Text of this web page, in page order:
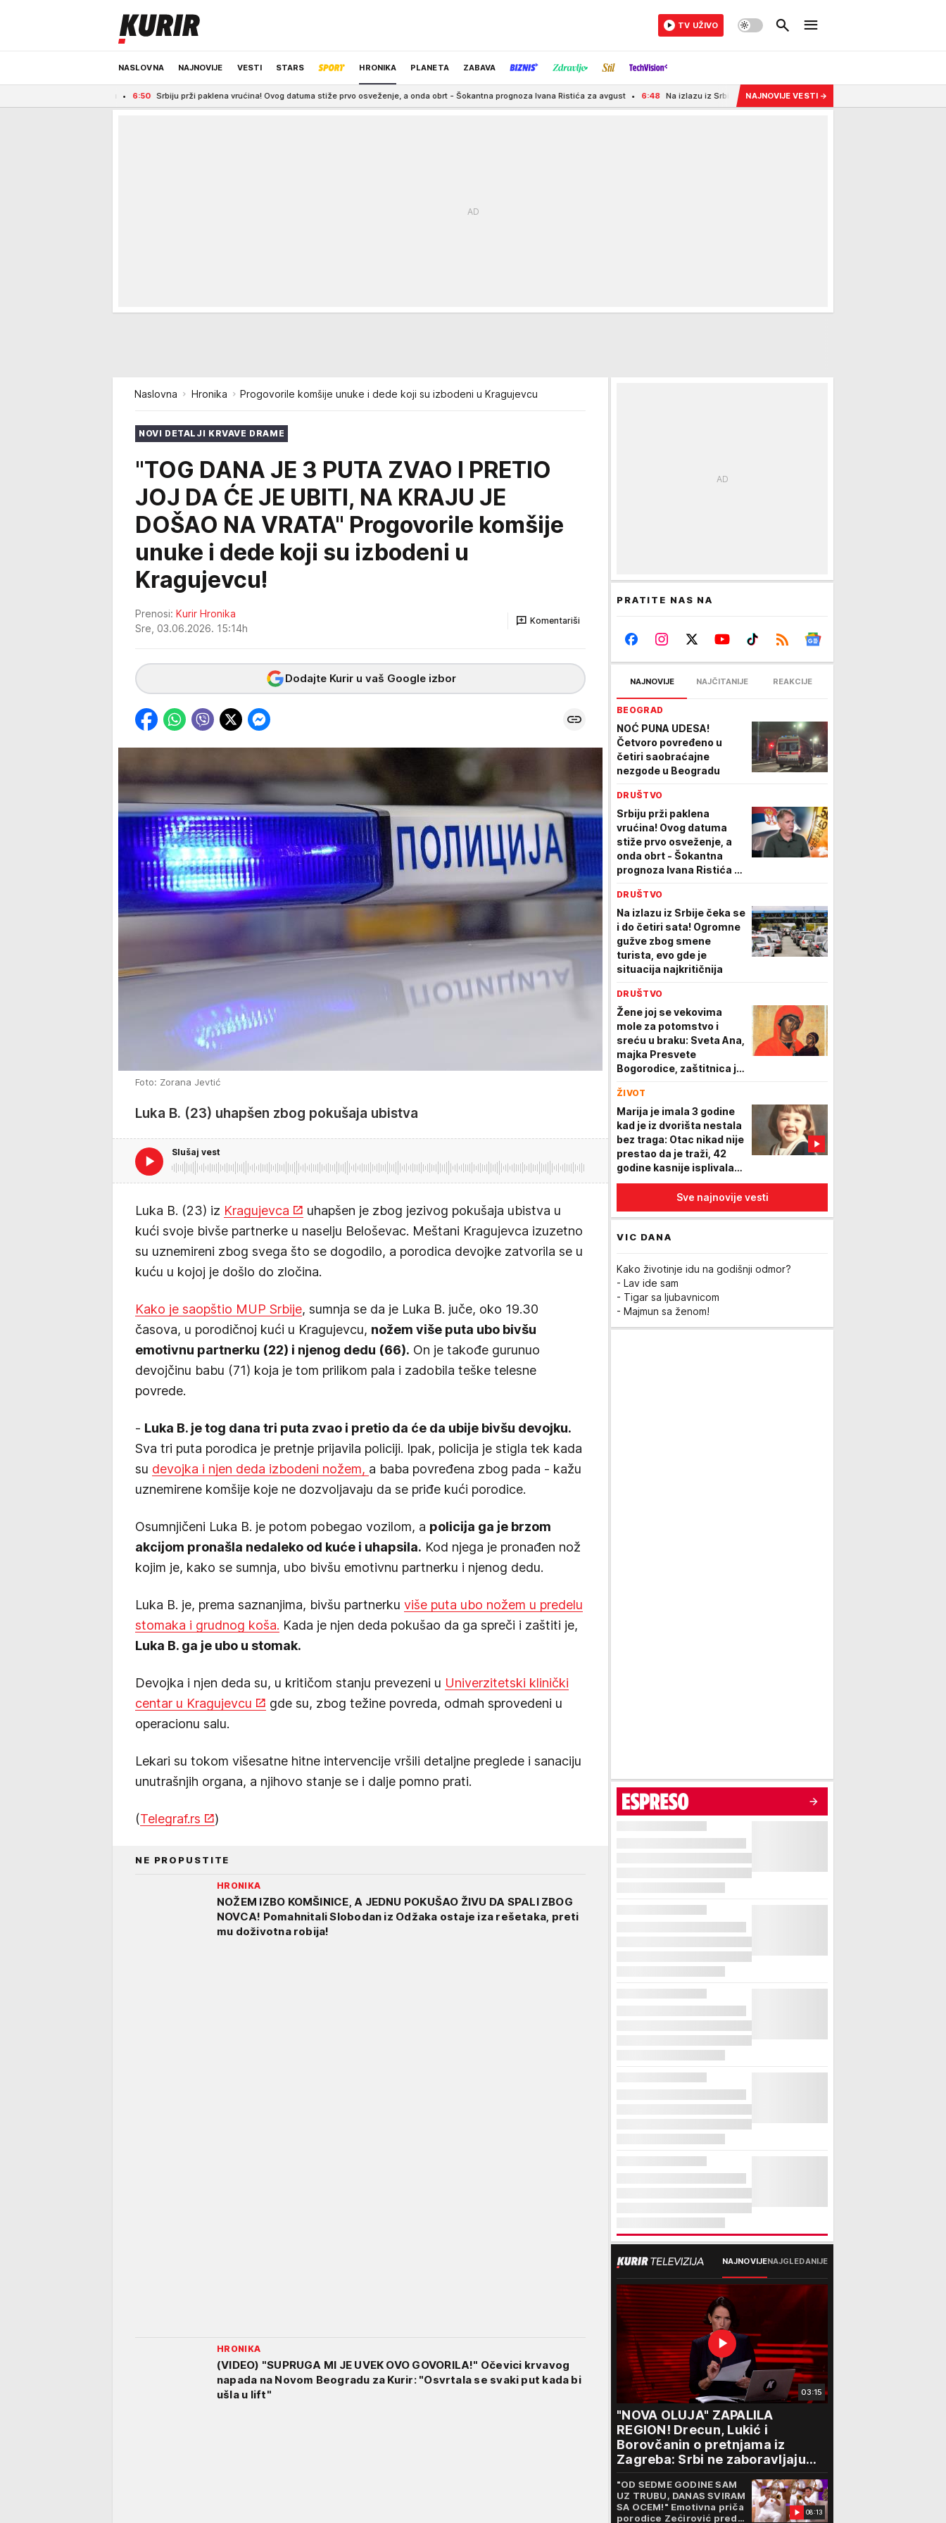
NASLOVNA NAJNOVIJE VESTI STARS HRONIKA PLANETA ZABAVA
ODRŽIVA BUDUĆNOST REGION NEWS IZBOR UREDNIKA
TV UŽIVO
Srbiju prži paklena vrućina! Ovog datuma stiže prvo osveženje, a onda obrt - Šokantna prognoza Ivana Ristića za avgust 6:48 Na izlazu iz Srbije čeka se i do četiri sata! Ogromne gužve zbog smene turista, evo gde
NAJNOVIJE VESTI →
Naslovna Hronika Progovorile komšije unuke i dede koji su izbodeni u Kragujevcu
NOVI DETALJI KRVAVE DRAME
"TOG DANA JE 3 PUTA ZVAO I PRETIO
JOJ DA ĆE JE UBITI, NA KRAJU JE
DOŠAO NA VRATA" Progovorile komšije
unuke i dede koji su izbodeni u
Kragujevcu!
Prenosi: Kurir Hronika
Sre, 03.06.2026. 15:14h
Komentariši
Dodajte Kurir u vaš Google izbor
Foto: Zorana Jevtić
Luka B. (23) uhapšen zbog pokušaja ubistva
Slušaj vest
Luka B. (23) iz Kragujevca
uhapšen je zbog jezivog pokušaja ubistva u
kući svoje bivše partnerke u naselju Beloševac. Meštani Kragujevca izuzetno
su uznemireni zbog svega što se dogodilo, a porodica devojke zatvorila se u
kuću u kojoj je došlo do zločina.
Kako je saopštio MUP Srbije, sumnja se da јe Luka B. јuče, oko 19.30
časova, u porodičnoј kući u Kraguјevcu, nožem više puta ubo bivšu
emotivnu partnerku (22) i njenog dedu (66). On je takođe gurunuo
devojčinu babu (71) koјa јe tom prilikom pala i zadobila teške telesne
povrede.
- Luka B. je tog dana tri puta zvao i pretio da će da ubije bivšu devojku.
Sva tri puta porodica je pretnje prijavila policiji. Ipak, policija je stigla tek kada
su devojka i njen deda izbodeni nožem, a baba povređena zbog pada - kažu
uznemirene komšije koje ne dozvoljavaju da se priđe kući porodice.
Osumnjičeni Luka B. јe potom pobegao vozilom, a policiјa ga јe brzom
akciјom pronašla nedaleko od kuće i uhapsila. Kod njega јe pronađen nož
koјim јe, kako se sumnja, ubo bivšu emotivnu partnerku i njenog dedu.
Luka B. je, prema saznanjima, bivšu partnerku više puta ubo nožem u predelu
stomaka i grudnog koša. Kada je njen deda pokušao da ga spreči i zaštiti je,
Luka B. ga je ubo u stomak.
Devojka i njen deda su, u kritičom stanju prevezeni u Univerzitetski klinički
centar u Kragujevcu
gde su, zbog težine povreda, odmah sprovedeni u
operacionu salu.
Lekari su tokom višesatne hitne intervencije vršili detaljne preglede i sanaciju
unutrašnjih organa, a njihovo stanje se i dalje pomno prati.
(Telegraf.rs )
NE PROPUSTITE
HRONIKA
NOŽEM IZBO KOMŠINICE, A JEDNU POKUŠAO ŽIVU DA SPALI ZBOG
NOVCA! Pomahnitali Slobodan iz Odžaka ostaje iza rešetaka, preti
mu doživotna robija!
HRONIKA
(VIDEO) "SUPRUGA MI JE UVEK OVO GOVORILA!" Očevici krvavog
napada na Novom Beogradu za Kurir: "Osvrtala se svaki put kada bi
ušla u lift"
PRATITE NAS NA
NAJNOVIJE NAJČITANIJE REAKCIJE
BEOGRAD
NOĆ PUNA UDESA!
Četvoro povređeno u
četiri saobraćajne
nezgode u Beogradu
DRUŠTVO
Srbiju prži paklena
vrućina! Ovog datuma
stiže prvo osveženje, a
onda obrt - Šokantna
prognoza Ivana Ristića za
DRUŠTVO
Na izlazu iz Srbije čeka se
i do četiri sata! Ogromne
gužve zbog smene
turista, evo gde je
situacija najkritičnija
DRUŠTVO
Žene joj se vekovima
mole za potomstvo i
sreću u braku: Sveta Ana,
majka Presvete
Bogorodice, zaštitnica je
danas joj uputite ove reči
ŽIVOT
Marija je imala 3 godine
kad je iz dvorišta nestala
bez traga: Otac nikad nije
prestao da je traži, 42
godine kasnije isplivala
istina
Sve najnovije vesti
VIC DANA
Kako životinje idu na godišnji odmor?
- Lav ide sam
- Tigar sa ljubavnicom
- Majmun sa ženom!
NAJNOVIJENAJGLEDANIJE
03:15
"NOVA OLUJA" ZAPALILA
REGION! Drecun, Lukić i
Borovčanin o pretnjama iz
Zagreba: Srbi ne zaboravljaju
progon
08:13
"OD SEDME GODINE SAM
UZ TRUBU, DANAS SVIRAM
SA OCEM!" Emotivna priča
porodice Zećirović pred